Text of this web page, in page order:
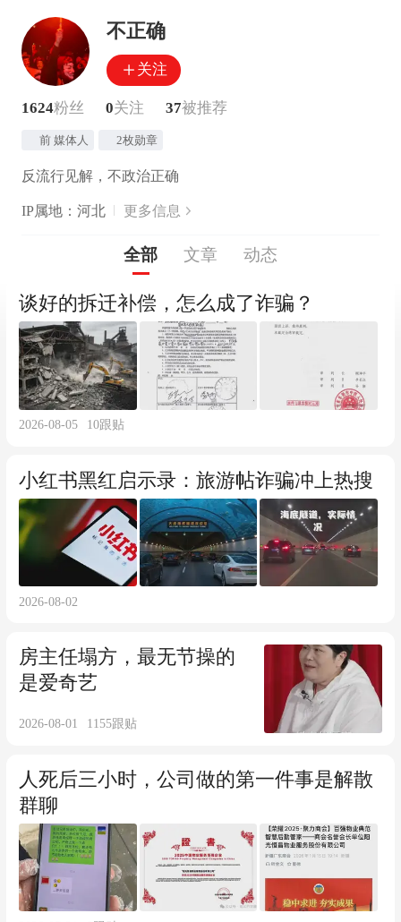
不正确
关注
1624粉丝 0关注 37被推荐
前 媒体人 2枚勋章
反流行见解，不政治正确
IP属地：河北 更多信息
全部 文章 动态
谈好的拆迁补偿，怎么成了诈骗？
2026-08-05 10跟贴
小红书黑红启示录：旅游帖诈骗冲上热搜
2026-08-02
房主任塌方，最无节操的
是爱奇艺
2026-08-01 1155跟贴
人死后三小时，公司做的第一件事是解散
群聊